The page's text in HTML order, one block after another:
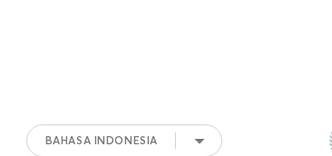
BAHASA INDONESIA